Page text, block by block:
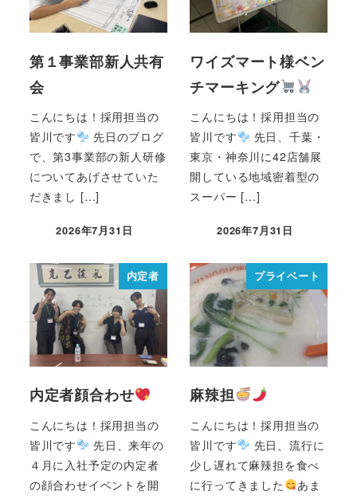
第１事業部新人共有
会
こんにちは！採用担当の
皆川です
先日のブログ
で、第3事業部の新人研修
についてあげさせていた
だきまし […]
2026年7月31日
ワイズマート様ベン
チマーキング
こんにちは！採用担当の
皆川です
先日、千葉・
東京・神奈川に42店舗展
開している地域密着型の
スーパー […]
2026年7月31日
内定者
内定者顔合わせ
こんにちは！採用担当の
皆川です
先日、来年の
４月に入社予定の内定者
の顔合わせイベントを開
プライベート
麻辣担
こんにちは！採用担当の
皆川です
先日、流行に
少し遅れて麻辣担を食べ
に行ってきました
あま